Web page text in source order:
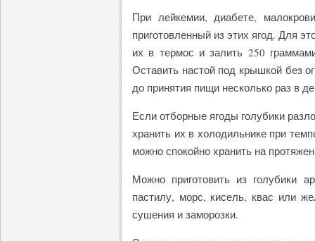
При лейкемии, диабете,
приготовленный из этих ягод. Для
их в термос и залить 250
Оставить настой под крышкой без
до принятия пищи несколько раз в
Если отборные ягоды голубики
хранить их в холодильнике при
можно спокойно хранить на
Можно приготовить из голубики
пастилу, морс, кисель, квас или
сушения и заморозки.